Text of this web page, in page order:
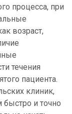
процесса, при
возраст,
течения
пациента.
клиник,
быстро и точно